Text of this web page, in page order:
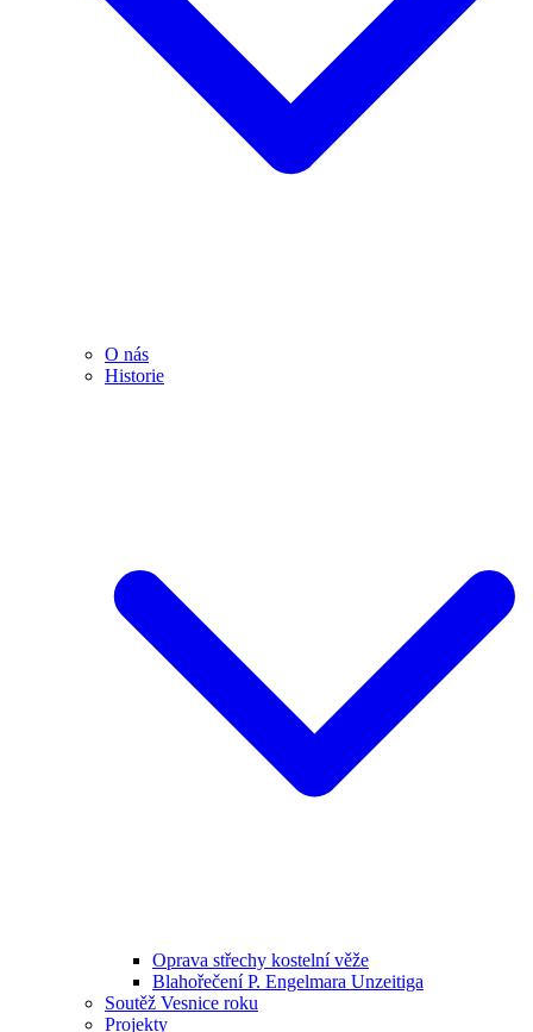
O nás
Historie
Oprava střechy kostelní věže
Blahořečení P. Engelmara Unzeitiga
Soutěž Vesnice roku
Projekty